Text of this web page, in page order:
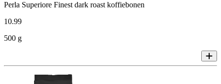
Perla Superiore Finest dark roast koffiebonen
10.99
500 g